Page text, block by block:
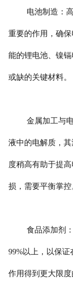
电池制造：
重要的作用，确
能的锂电池、镍
或缺的关键材料。
金属加工与
液中的电解质，
度稍高有助于提
损，需要平衡掌控
食品添加剂
99%以上，以保
作用得到更大限度